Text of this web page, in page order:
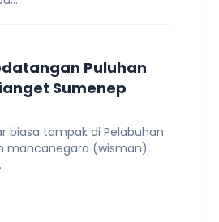
Puluhan
Sumenep
biasa tampak di Pelabuhan
mancanegara (wisman)